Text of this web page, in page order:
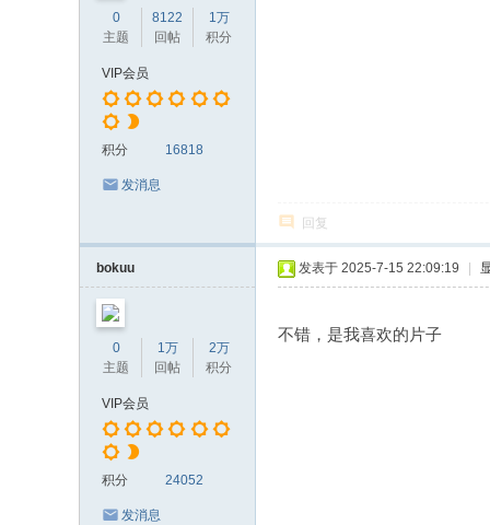
0
主题
8122
回帖
1万
积分
VIP会员
积分 16818
发消息
回复
bokuu
0
主题
1万
回帖
2万
积分
VIP会员
积分 24052
发消息
发表于 2025-7-15 22:09:19
不错，是我喜欢的片子